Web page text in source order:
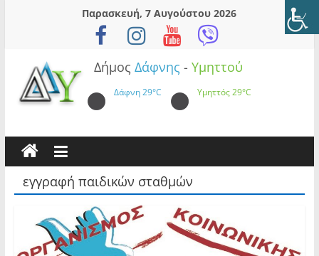
Παρασκευή, 7 Αυγούστου 2026
Δήμος Δάφνης - Υμηττού
Δάφνη29°C Υμηττός29°C
εγγραφή παιδικών σταθμών